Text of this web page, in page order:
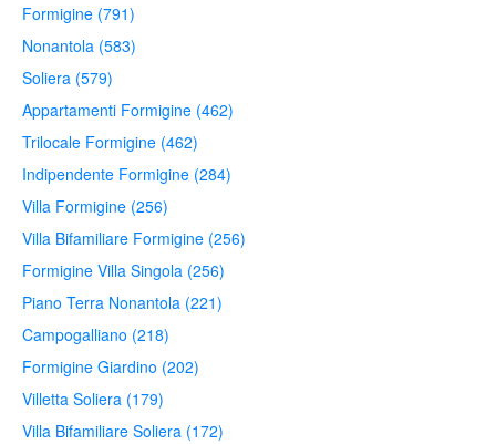
Formigine (791)
Nonantola (583)
Soliera (579)
Appartamenti Formigine (462)
Trilocale Formigine (462)
Indipendente Formigine (284)
Villa Formigine (256)
Villa Bifamiliare Formigine (256)
Formigine Villa Singola (256)
Piano Terra Nonantola (221)
Campogalliano (218)
Formigine Giardino (202)
Villetta Soliera (179)
Villa Bifamiliare Soliera (172)